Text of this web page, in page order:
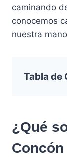
caminando
conocemos
nuestra
Tabla de
¿Qué